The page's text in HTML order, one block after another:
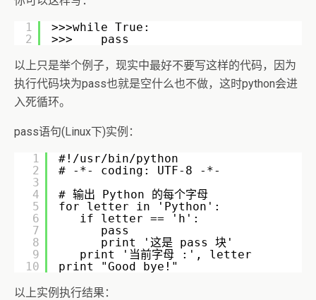
1
2
>>>while True:
>>>    pass
以上只是举个例子，现实中最好不要写这样的代码，因为
执行代码块为pass也就是空什么也不做，这时python会进
入死循环。
pass语句(Linux下)实例：
1
2
3
4
5
6
7
8
9
10
#!/usr/bin/python
# -*- coding: UTF-8 -*-
# 输出 Python 的每个字母
for letter in 'Python':
if letter == 'h':
pass
print '这是 pass 块'
print '当前字母 :', letter
print "Good bye!"
以上实例执行结果：